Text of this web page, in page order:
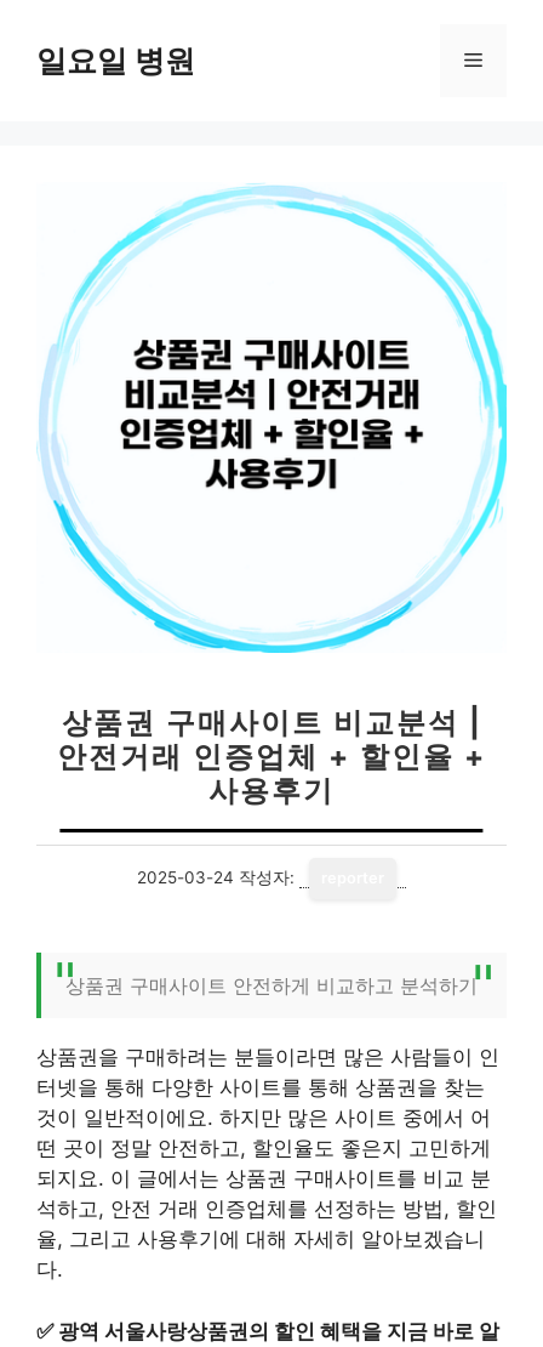
일요일 병원 메
상품권 구매사이트 비교분석 |
안전거래 인증업체 + 할인율 +
사용후기
2025-03-24 작성자:
상품권 구매사이트 안전하게 비교하고 분석하기
상품권을 구매하려는 분들이라면 많은 사람들이 인
터넷을 통해 다양한 사이트를 통해 상품권을 찾는
것이 일반적이에요. 하지만 많은 사이트 중에서 어
떤 곳이 정말 안전하고, 할인율도 좋은지 고민하게
되지요. 이 글에서는 상품권 구매사이트를 비교 분
석하고, 안전 거래 인증업체를 선정하는 방법, 할인
율, 그리고 사용후기에 대해 자세히 알아보겠습니
다.
✅ 광역 서울사랑상품권의 할인 혜택을 지금 바로 알